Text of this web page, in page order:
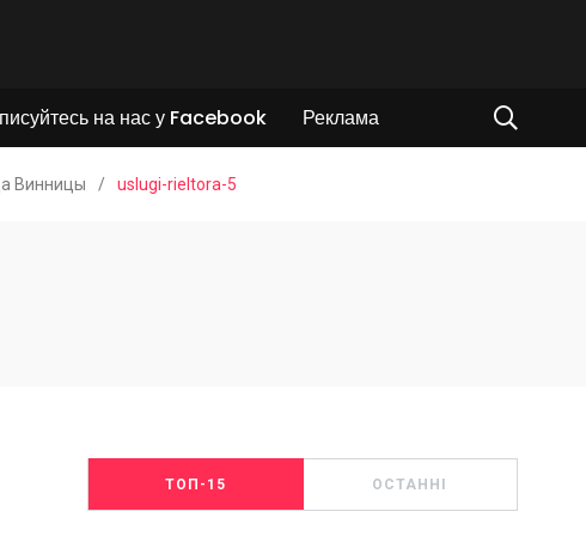
на нас у Facebook Реклама
Винницы / uslugi-rieltora-5
ТОП-15 ОСТАННІ